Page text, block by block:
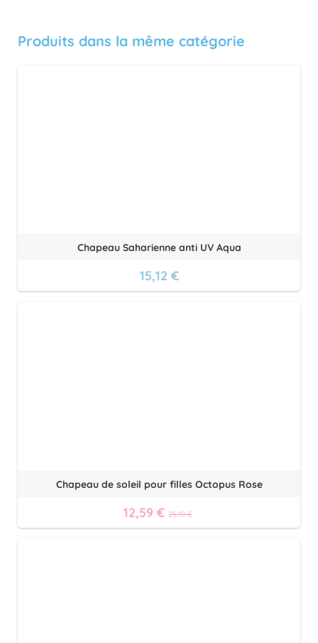
Produits dans la même catégorie
Chapeau Saharienne anti UV Aqua
15,12 €
Chapeau de soleil pour filles Octopus Rose
12,59 € 25,19 €